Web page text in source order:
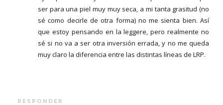
ser para una piel muy muy seca, a mi tanta grasitud (no
sé como decirle de otra forma) no me sienta bien. Así
que estoy pensando en la leggere, pero realmente no
sé si no va a ser otra inversión errada, y no me queda
muy claro la diferencia entre las distintas líneas de LRP.
RESPONDER